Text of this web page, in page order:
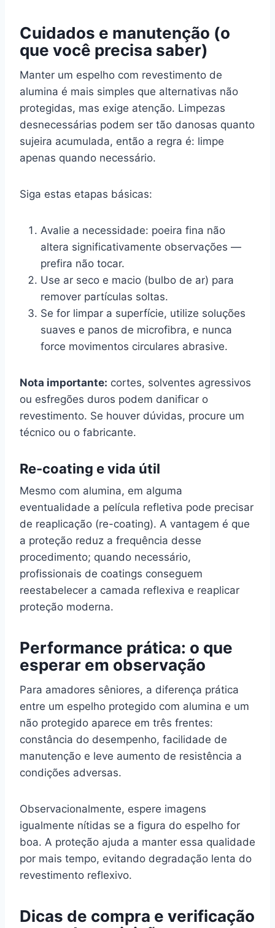
Cuidados e manutenção (o
que você precisa saber)
Manter um espelho com revestimento de
alumina é mais simples que alternativas não
protegidas, mas exige atenção. Limpezas
desnecessárias podem ser tão danosas quanto
sujeira acumulada, então a regra é: limpe
apenas quando necessário.
Siga estas etapas básicas:
Avalie a necessidade: poeira fina não
altera significativamente observações —
prefira não tocar.
Use ar seco e macio (bulbo de ar) para
remover partículas soltas.
Se for limpar a superfície, utilize soluções
suaves e panos de microfibra, e nunca
force movimentos circulares abrasive.
Nota importante: cortes, solventes agressivos
ou esfregões duros podem danificar o
revestimento. Se houver dúvidas, procure um
técnico ou o fabricante.
Re-coating e vida útil
Mesmo com alumina, em alguma
eventualidade a película refletiva pode precisar
de reaplicação (re-coating). A vantagem é que
a proteção reduz a frequência desse
procedimento; quando necessário,
profissionais de coatings conseguem
reestabelecer a camada reflexiva e reaplicar
proteção moderna.
Performance prática: o que
esperar em observação
Para amadores sêniores, a diferença prática
entre um espelho protegido com alumina e um
não protegido aparece em três frentes:
constância do desempenho, facilidade de
manutenção e leve aumento de resistência a
condições adversas.
Observacionalmente, espere imagens
igualmente nítidas se a figura do espelho for
boa. A proteção ajuda a manter essa qualidade
por mais tempo, evitando degradação lenta do
revestimento reflexivo.
Dicas de compra e verificação